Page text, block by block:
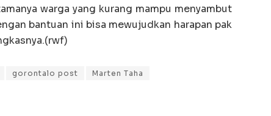
warga yang kurang mampu menyambut
bantuan ini bisa mewujudkan harapan pak
gorontalo post Marten Taha